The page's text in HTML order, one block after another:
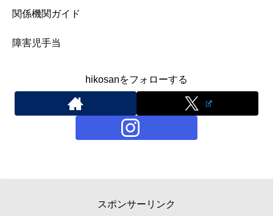
関係機関ガイド
障害児手当
hikosanをフォローする
スポンサーリンク